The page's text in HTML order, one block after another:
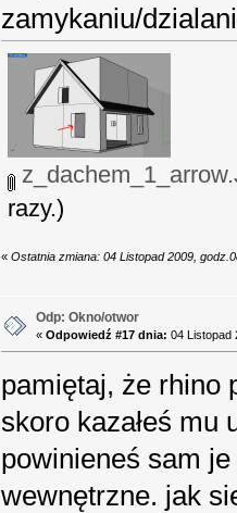
zamykaniu/
razy.)
«Ostatnia zmiana: 04 Listopad 2009,
Odp: Okno/otwor
«Odpowiedź #17 dnia: 04 Listopad
pamiętaj, że rhino
skoro kazałeś mu
powinieneś sam
wewnętrzne. jak